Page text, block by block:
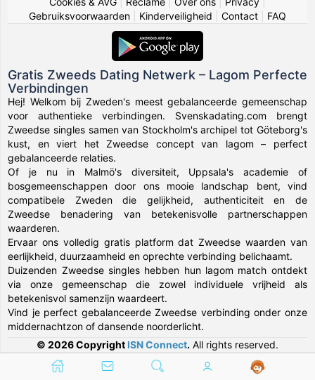
Gebruiksvoorwaarden
Kinderveiligheid Contact FAQ
Gratis Zweeds Dating Netwerk – Lagom Perfecte
Verbindingen
Hej! Welkom bij Zweden's meest gebalanceerde gemeenschap
voor authentieke verbindingen. Svenskadating.com brengt
Zweedse singles samen van Stockholm's archipel tot Göteborg's
kust, en viert het Zweedse concept van lagom – perfect
gebalanceerde relaties.
Of je nu in Malmö's diversiteit, Uppsala's academie of
bosgemeenschappen door ons mooie landschap bent, vind
compatibele Zweden die gelijkheid, authenticiteit en de
Zweedse benadering van betekenisvolle partnerschappen
waarderen.
Ervaar ons volledig gratis platform dat Zweedse waarden van
eerlijkheid, duurzaamheid en oprechte verbinding belichaamt.
Duizenden Zweedse singles hebben hun lagom match ontdekt
via onze gemeenschap die zowel individuele vrijheid als
betekenisvol samenzijn waardeert.
Vind je perfect gebalanceerde Zweedse verbinding onder onze
middernachtzon of dansende noorderlicht.
© 2026 Copyright ISN Connect. All rights reserved.